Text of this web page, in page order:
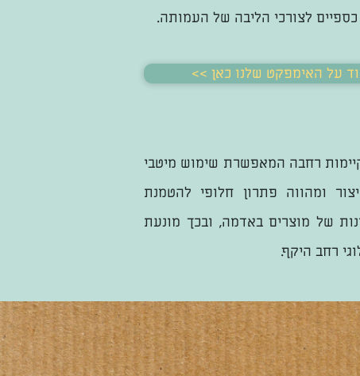
לצורכי הליבה של העמותה.
עוד על האימפקט שלנו כאן
רחבה המאפשרת שימוש מיטבי
ומהווה פתרון חלופי להטמנת
של מוצרים באדמה, ובכך מונעת
רחב היקף.